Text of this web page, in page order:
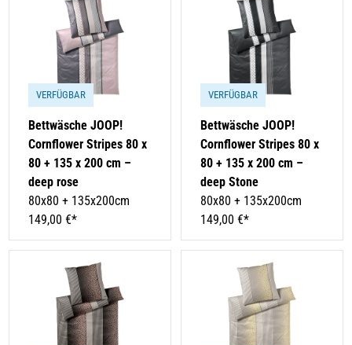
VERFÜGBAR
Bettwäsche JOOP!
Cornflower Stripes 80 x
80 + 135 x 200 cm –
deep rose
80x80 + 135x200cm
149,00 €*
VERFÜGBAR
Bettwäsche JOOP!
Cornflower Stripes 80 x
80 + 135 x 200 cm –
deep Stone
80x80 + 135x200cm
149,00 €*